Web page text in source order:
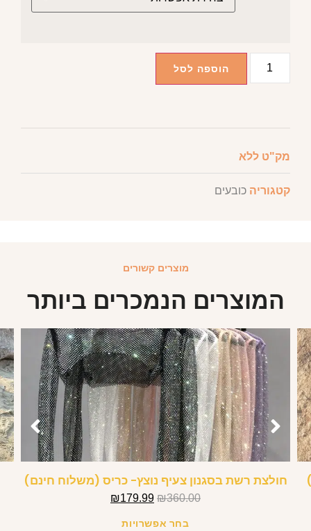
הוספה לסל
מק"ט ללא
קטגוריה כובעים
מוצרים קשורים
המוצרים הנמכרים ביותר
חולצת רשת בסגנון צעיף נוצץ- כריס (משלוח חינם)
₪360.00
₪179.99
בחר אפשרויות